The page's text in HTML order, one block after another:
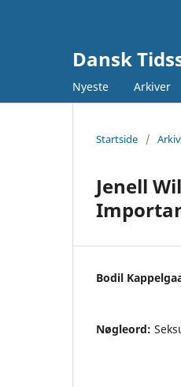
Dansk
Nyeste Arkiver
Startside /
Jenell
Bodil
Nøgleord: